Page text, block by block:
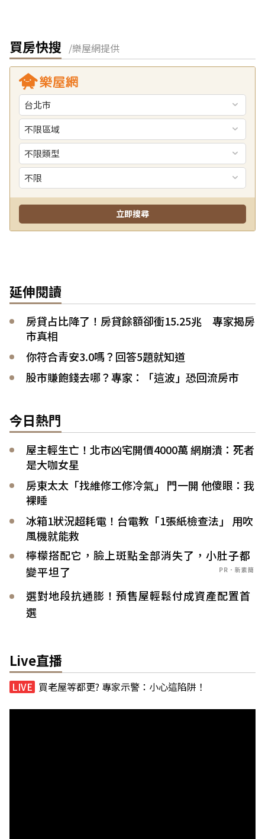
買房快搜 /樂屋網提供
延伸閱讀
房貸占比降了！房貸餘額卻衝15.25兆 專家揭房
市真相
你符合青安3.0嗎？回答5題就知道
股市賺飽錢去哪？專家：「這波」恐回流房市
今日熱門
屋主輕生亡！北市凶宅開價4000萬 網崩潰：死者
是大咖女星
房東太太「找維修工修冷氣」 門一開 他傻眼：我
裸睡
冰箱1狀況超耗電！台電教「1張紙檢查法」 用吹
風機就能救
檸檬搭配它，臉上斑點全部消失了，小肚子都
變平坦了
PR．新素簡
選對地段抗通膨！預售屋輕鬆付成資產配置首
選
Live直播
買老屋等都更? 專家示警：小心這陷阱！